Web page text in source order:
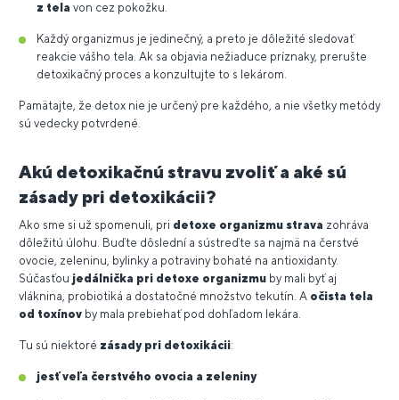
z tela von cez pokožku.
Každý organizmus je jedinečný, a preto je dôležité sledovať
reakcie vášho tela. Ak sa objavia nežiaduce príznaky, prerušte
detoxikačný proces a konzultujte to s lekárom.
Pamätajte, že detox nie je určený pre každého, a nie všetky metódy
sú vedecky potvrdené.
Akú detoxikačnú stravu zvoliť a aké sú
zásady pri detoxikácii?
Ako sme si už spomenuli, pri detoxe organizmu strava zohráva
dôležitú úlohu. Buďte dôslední a sústreďte sa najmä na čerstvé
ovocie, zeleninu, bylinky a potraviny bohaté na antioxidanty.
Súčasťou jedálnička pri detoxe organizmu by mali byť aj
vláknina, probiotiká a dostatočné množstvo tekutín. A očista tela
od toxínov by mala prebiehať pod dohľadom lekára.
Tu sú niektoré zásady pri detoxikácii:
jesť veľa čerstvého ovocia a zeleniny